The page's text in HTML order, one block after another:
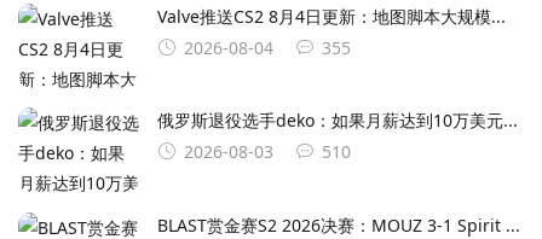
Valve推送CS2 8月4日更新：地图脚本大规模...
2026-08-04
355
俄罗斯退役选手deko：如果月薪达到10万美元...
2026-08-03
510
BLAST赏金赛S2 2026决赛：MOUZ 3-1 Spirit ...